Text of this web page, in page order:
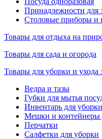
Принадлежности для
Столовые приборы и
Товары для отдыха на
Товары для сада и огорода
Товары для уборки и ухода
Ведра и тазы
Губки для мытья
Инвентарь для уборки
Мешки и контейнеры
Перчатки
Салфетки для уборки